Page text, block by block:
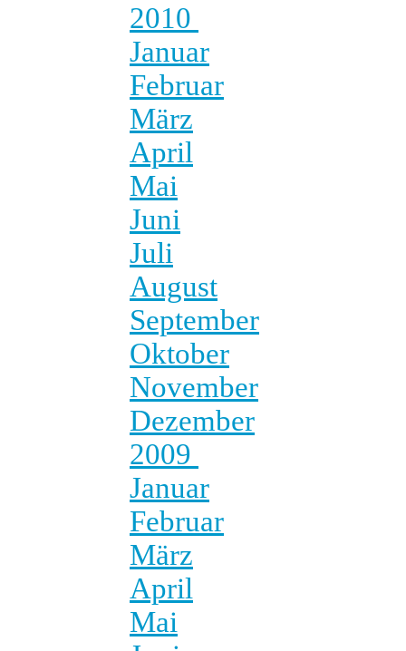
2010
Januar
Februar
März
April
Mai
Juni
Juli
August
September
Oktober
November
Dezember
2009
Januar
Februar
März
April
Mai